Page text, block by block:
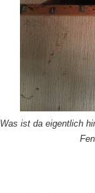
Was ist da eigentlich